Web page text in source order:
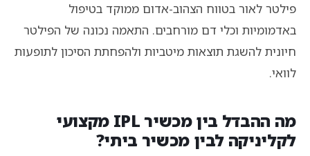
פילטר לאור בטווח הצהוב-אדום ממוקד בטיפול
באדמומיות וכלי דם מורחבים. התאמה נכונה של הפילטר
חיונית להשגת תוצאות מיטביות ולהפחתת הסיכון לתופעות
לוואי.
מה ההבדל בין מכשיר IPL מקצועי
לקליניקה לבין מכשיר ביתי?